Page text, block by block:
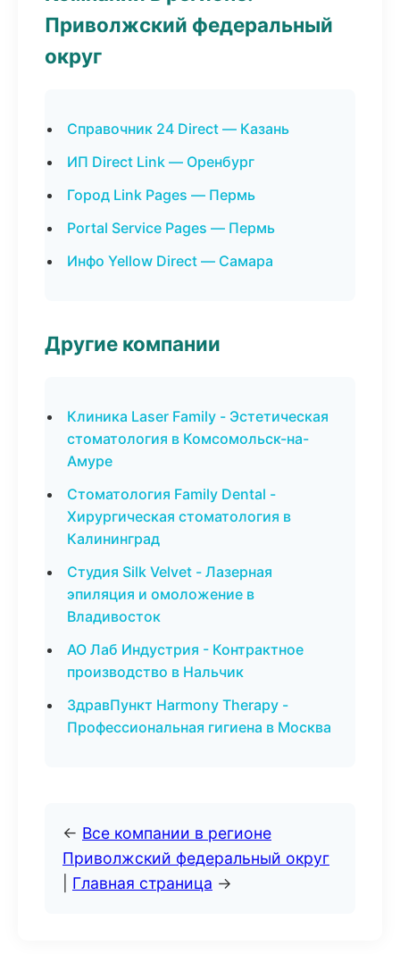
Приволжский федеральный
округ
Справочник 24 Direct — Казань
ИП Direct Link — Оренбург
Город Link Pages — Пермь
Portal Service Pages — Пермь
Инфо Yellow Direct — Самара
Другие компании
Клиника Laser Family - Эстетическая
стоматология в Комсомольск-на-
Амуре
Стоматология Family Dental -
Хирургическая стоматология в
Калининград
Студия Silk Velvet - Лазерная
эпиляция и омоложение в
Владивосток
АО Лаб Индустрия - Контрактное
производство в Нальчик
ЗдравПункт Harmony Therapy -
Профессиональная гигиена в Москва
← Все компании в регионе
Приволжский федеральный округ
Главная страница →